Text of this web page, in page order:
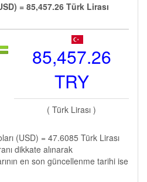
= 85,457.26 Türk Lirası
85,457.26
TRY
( Türk Lirası )
(USD) = 47.6085 Türk Lirası
dikkate alınarak
en son güncellenme tarihi ise